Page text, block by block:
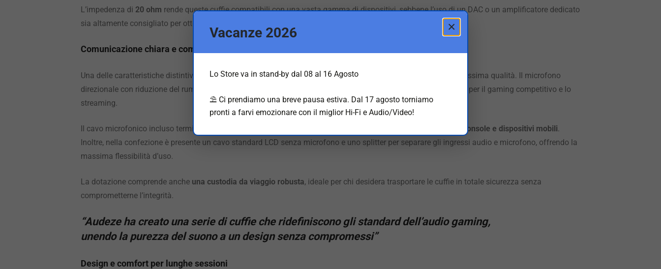
L’impedenza di 20 ohm rende queste cuffie compatibili con una vasta gamma di dispositivi, sebbene l’uso di un DAC o un amplificatore dedicato
sia altamente consigliato per ottenere il massimo delle prestazioni.
Comunicazione chiara e compatibilità universale
Una delle caratteristiche distintive delleAudeze LCD-GXè la presenza di un microfono ad asta removibile
di altissima qualità. Il microfono
direzionale con riduzione del rumore ambientale garantisce
, fondamentale per il gaming competitivo e lo
streaming.
Il cavo microfonico incluso termina con un connettore TRRS da 3,5 mm, rendendolo compatibile con PC, Mac, console e dispositivi mobili.
Inoltre, nella confezione è presente un cavo standard LCD senza microfono e uno splitter per separare gli ingressi audio e microfono, offrendo la
massima flessibilità d’uso.
La dotazione comprende anche una custodia da viaggio robusta, ideale per chi desidera trasportare le cuffie in totale sicurezza senza
comprometterne l’integrità.
“Audeze ha creato una serie di cuffie che ridefiniscono gli standard dell’audio gaming,
unendo la purezza del suono a un design senza compromessi”
Design e comfort per lunghe sessioni
×
Vacanze 2026
Lo Store va in stand-by dal 08 al 16 Agosto
⛱️ Ci prendiamo una breve pausa estiva. Dal 17 agosto torniamo
pronti a farvi emozionare con il miglior Hi-Fi e Audio/Video!